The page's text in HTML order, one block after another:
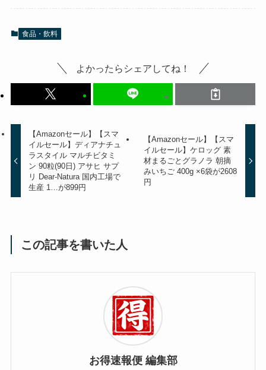
食品・飲料
よかったらシェアしてね！
【Amazonセール】【スマ
イルセール】ディアナチュ
ラスタイル マルチビタミ
ン 90粒(90日) アサヒ サプ
リ Dear-Natura 国内工場で
生産 1…が899円
【Amazonセール】【スマ
イルセール】ケロッグ 素
材まるごとグラノラ 朝摘
みいちご 400g ×6袋が2608
円
この記事を書いた人
お得速報便 編集部